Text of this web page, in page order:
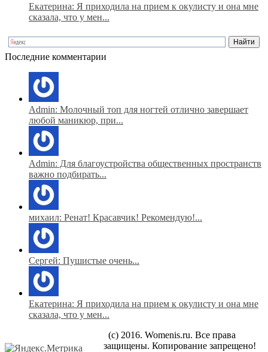
Екатерина: Я приходила на прием к окулисту и она мне
сказала, что у мен...
Последние комментарии
Admin: Молочный топ для ногтей отлично завершает
любой маникюр, при...
Admin: Для благоустройства общественных пространств
важно подбирать...
михаил: Ренат! Красавчик! Рекомендую!...
Сергей: Пушистые очень...
Екатерина: Я приходила на прием к окулисту и она мне
сказала, что у мен...
(c) 2016. Womenis.ru. Все права
защищены. Копирование запрещено!